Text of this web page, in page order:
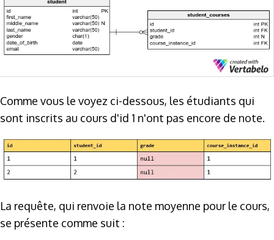
Comme vous le voyez ci-dessous, les étudiants qui
sont inscrits au cours d'id 1 n'ont pas encore de note.
La requête, qui renvoie la note moyenne pour le cours,
se présente comme suit :